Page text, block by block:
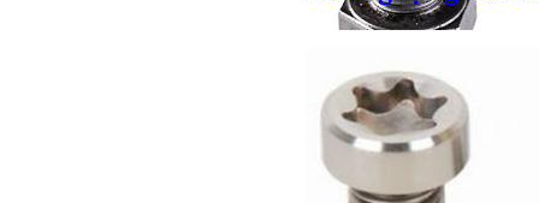
Giá bánVND
Giá bán